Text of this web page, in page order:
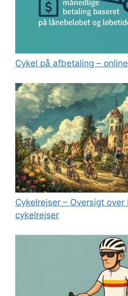
Cykel på afbetaling –
Cykelrejser – Oversigt over
cykelrejser